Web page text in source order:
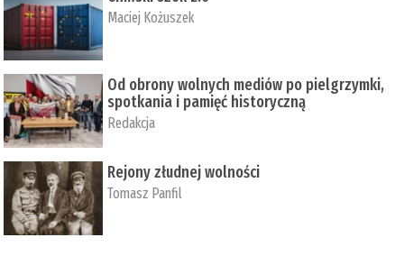
Maciej Kożuszek
Od obrony wolnych mediów po pielgrzymki,
spotkania i pamięć historyczną
Redakcja
Rejony złudnej wolności
Tomasz Panfil